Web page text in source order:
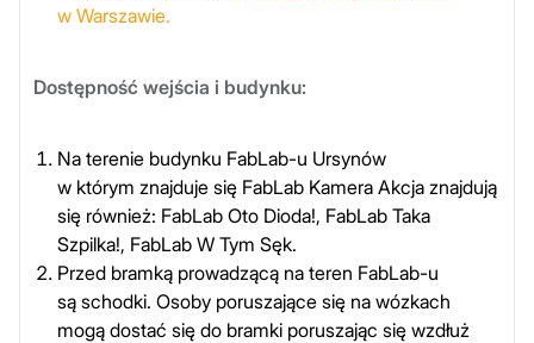
w Warszawie.
Dostępność wejścia i budynku:
Na terenie budynku FabLab-u Ursynów
w którym znajduje się FabLab Kamera Akcja znajdują
się również: FabLab Oto Dioda!, FabLab Taka
Szpilka!, FabLab W Tym Sęk.
Przed bramką prowadzącą na teren FabLab-u
są schodki. Osoby poruszające się na wózkach
mogą dostać się do bramki poruszając się wzdłuż